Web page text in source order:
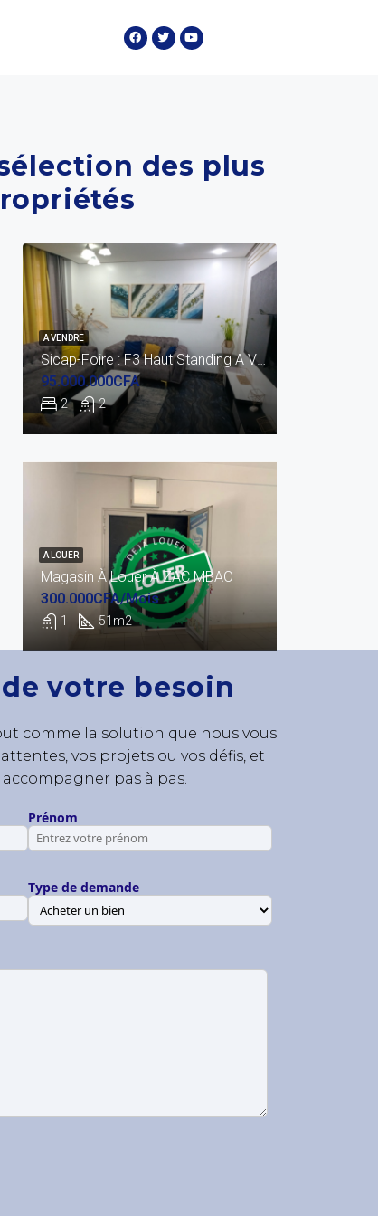
des plus
Sicap-Foire : F3 Haut Standing A Vendre (1er Étage)
2 2
95.000.000CFA
A VENDRE
Magasin À Louer À ZAC MBAO
1 51m2
300.000CFA/Mois
A LOUER
votre besoin
comme la solution que nous vous
vos projets ou vos défis, et
accompagner pas à pas.
Prénom
Type de demande